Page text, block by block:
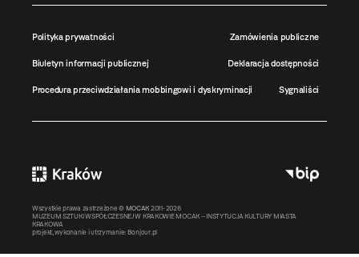
Polityka prywatności Zamówienia publiczne
Biuletyn informacji publicznej Deklaracja dostępności
Procedura przeciwdziałania mobbingowi i dyskryminacji Sygnaliści
Wszystkie prawa zastrzeżone © MOCAK 2011-2026
MUZEUM SZTUKI WSPÓŁCZESNEJ W KRAKOWIE MOCAK – INSTYTUCJA KULTURY MIASTA
KRAKOWA
projekt, wykonanie i utrzymanie: Bonjour.pl